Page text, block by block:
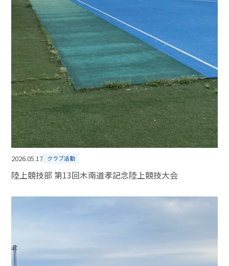
2026.05.17 クラブ活動
陸上競技部 第13回木南道孝記念陸上競技大会